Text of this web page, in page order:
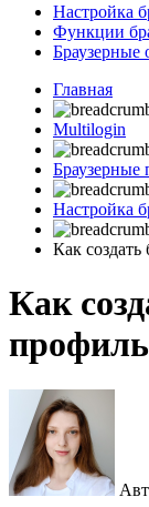
Настройка
Функции
Браузерные
Главная
Multilogin
Браузерные
Настройка
Как
Как